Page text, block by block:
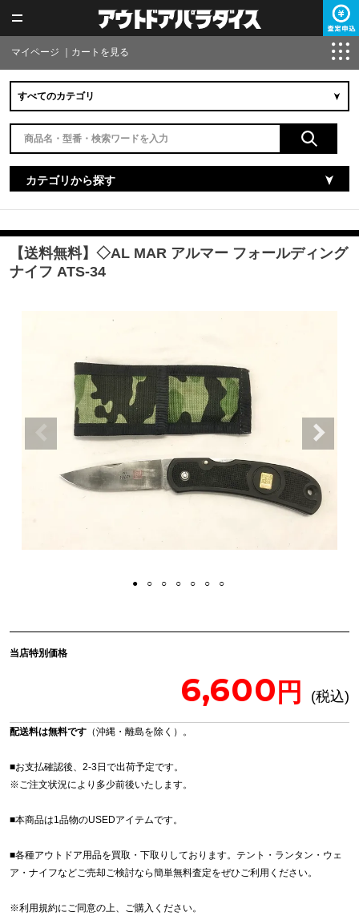
マイページ カートを見る
カテゴリから探す
【送料無料】◇AL MAR アルマー フォールディング
ナイフ ATS-34
当店特別価格
6,600
配送料は無料です （沖縄・離島を除く）。
■お支払確認後、2-3日で出荷予定です。
※ご注文状況により多少前後いたします。
■本商品は1品物のUSEDアイテムです。
■各種アウトドア用品を買取・下取りしております。テント・ランタン・ウェ
ア・ナイフなどご売却ご検討なら簡単無料査定をぜひご利用ください。
※利用規約にご同意の上、ご購入ください。